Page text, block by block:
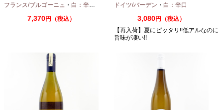
フランス/ブルゴーニュ ・ 白：辛口 アリゴテ
7,370円（税込）
ドイツ/バーデン ・ 白：辛口
3,080円（税込）
【再入荷】夏にピッタリ!!低アルなのに
旨味が凄い!!